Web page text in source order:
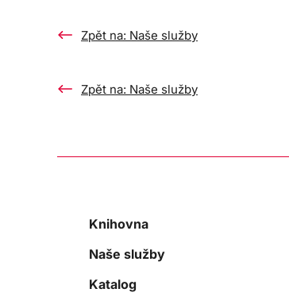
Zpět na: Naše služby
Zpět na: Naše služby
Knihovna
Naše služby
Katalog